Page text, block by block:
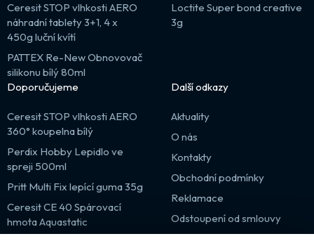
Ceresit STOP vlhkosti AERO
náhradní tablety 3+1, 4 x
450g luční kvítí
PATTEX Re-New Obnovovač
silikonu bílý 80ml
Loctite Super bond creative
3g
Doporučujeme
Ceresit STOP vlhkosti AERO
360° koupelna bílý
Perdix Hobby Lepidlo ve
spreji 500ml
Pritt Multi Fix lepící guma 35g
Ceresit CE 40 Spárovací
hmota Aquastatic
Další odkazy
Aktuality
O nás
Kontakty
Obchodní podmínky
Reklamace
Odstoupení od smlouvy